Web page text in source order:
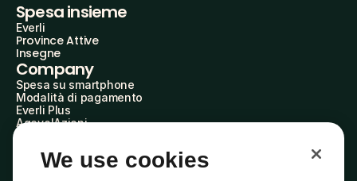
Spesa insieme
Everli
Province Attive
Insegne
Company
Spesa su smartphone
Modalità di pagamento
Everli Plus
AgevolAzioni
Everli Shoppers
We use cookies